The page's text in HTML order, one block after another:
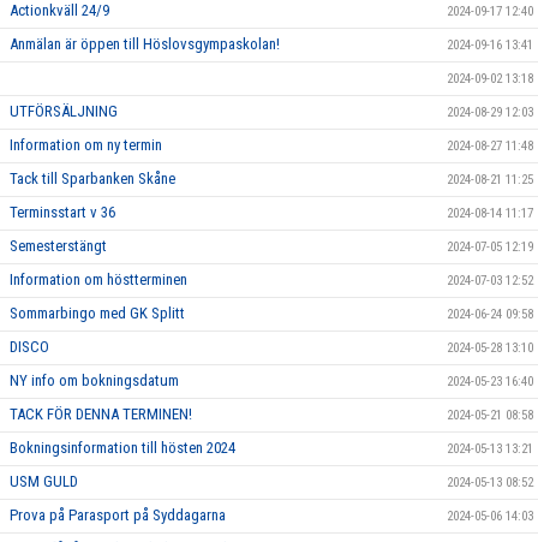
Actionkväll 24/9 2024-09-17 12:40
Anmälan är öppen till Höslovsgympaskolan! 2024-09-16 13:41
2024-09-02 13:18
UTFÖRSÄLJNING 2024-08-29 12:03
Information om ny termin 2024-08-27 11:48
Tack till Sparbanken Skåne 2024-08-21 11:25
Terminsstart v 36 2024-08-14 11:17
Semesterstängt 2024-07-05 12:19
Information om höstterminen 2024-07-03 12:52
Sommarbingo med GK Splitt 2024-06-24 09:58
DISCO 2024-05-28 13:10
NY info om bokningsdatum 2024-05-23 16:40
TACK FÖR DENNA TERMINEN! 2024-05-21 08:58
Bokningsinformation till hösten 2024 2024-05-13 13:21
USM GULD 2024-05-13 08:52
Prova på Parasport på Syddagarna 2024-05-06 14:03